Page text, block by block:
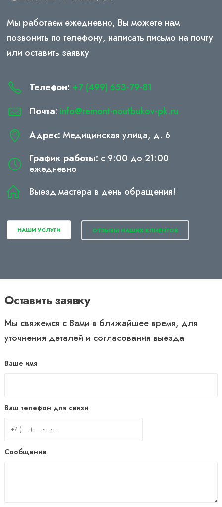
Мы работаем ежедневно, Вы можете нам
позвонить по телефону, написать письмо на почту
или оставить заявку
Телефон: +7 (499) 653-79-81
Почта: info@remont-noutbukov-pk.ru
Адрес: Медицинская улица, д. 6
График работы: с 9:00 до 21:00
ежедневно
Выезд мастера в день обращения!
НАШИ УСЛУГИ ОТЗЫВЫ НАШИХ КЛИЕНТОВ
Оставить заявку
Мы свяжемся с Вами в ближайшее время, для
уточнения деталей и согласования выезда
Ваше имя
Ваш телефон для связи
Сообщение